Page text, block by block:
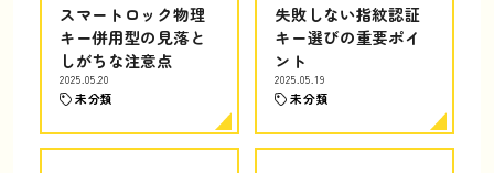
スマートロック物理
キー併用型の見落と
しがちな注意点
2025.05.20
未分類
失敗しない指紋認証
キー選びの重要ポイ
ント
2025.05.19
未分類